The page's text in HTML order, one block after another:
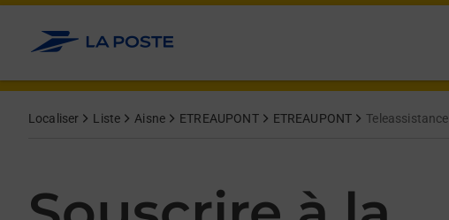
Allez au contenu
Localiser Liste Aisne ETREAUPONT ETREAUPONT Teleassistance
Afficher ou masquer la réponse
Afficher ou masquer la réponse
Afficher ou masquer la réponse